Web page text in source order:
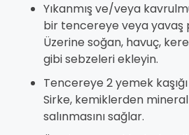
Yıkanmış ve/veya
bir tencereye veya yavaş
Üzerine soğan, havuç,
gibi sebzeleri ekleyin.
Tencereye 2 yemek
Sirke, kemiklerden
salınmasını sağlar.